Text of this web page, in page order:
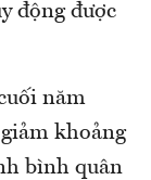
động được
năm
khoảng
bình quân